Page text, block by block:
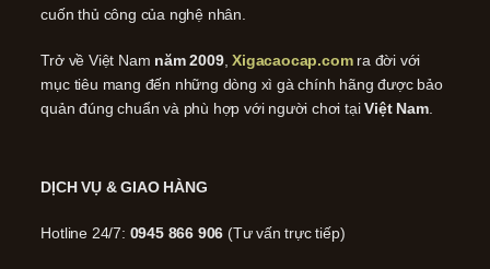
cuốn thủ công của nghệ nhân.
Trở về Việt Nam năm 2009,Xigacaocap.comra đời với
mục tiêu mang đến những dòng xì gà chính hãng được bảo
quản đúng chuẩn và phù hợp với người chơi tạiViệt Nam.
DỊCH VỤ & GIAO HÀNG
Hotline 24/7: 0945 866 906 (Tư vấn trực tiếp)